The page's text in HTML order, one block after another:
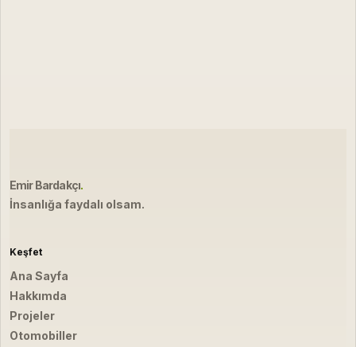
Emir Bardakçı.
İnsanlığa faydalı olsam.
Keşfet
Ana Sayfa
Hakkımda
Projeler
Otomobiller